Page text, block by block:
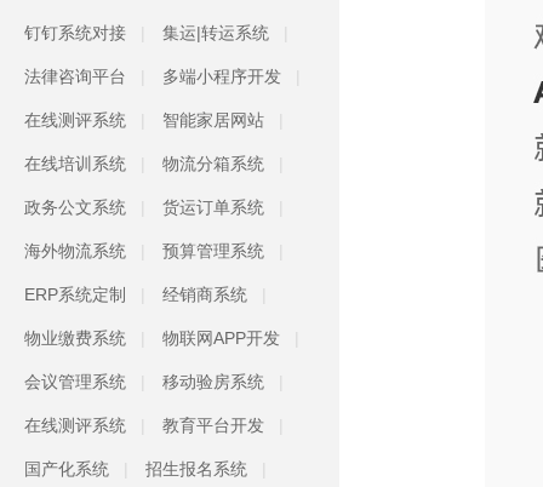
钉钉系统对接 集运|转运系统
法律咨询平台 多端小程序开发
在线测评系统 智能家居网站
在线培训系统 物流分箱系统
政务公文系统 货运订单系统
海外物流系统 预算管理系统
ERP系统定制 经销商系统
物业缴费系统 物联网APP开发
会议管理系统 移动验房系统
在线测评系统 教育平台开发
国产化系统 招生报名系统